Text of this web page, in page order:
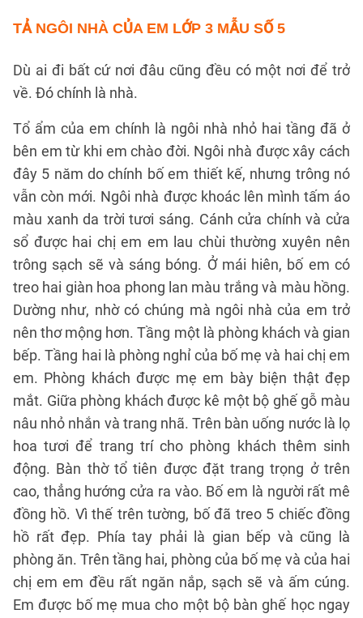
TẢ NGÔI NHÀ CỦA EM LỚP 3 MẪU SỐ 5
Dù ai đi bất cứ nơi đâu cũng đều có một nơi để trở
về. Đó chính là nhà.
Tổ ẩm của em chính là ngôi nhà nhỏ hai tầng đã ở
bên em từ khi em chào đời. Ngôi nhà được xây cách
đây 5 năm do chính bố em thiết kế, nhưng trông nó
vẫn còn mới. Ngôi nhà được khoác lên mình tấm áo
màu xanh da trời tươi sáng. Cánh cửa chính và cửa
sổ được hai chị em em lau chùi thường xuyên nên
trông sạch sẽ và sáng bóng. Ở mái hiên, bố em có
treo hai giàn hoa phong lan màu trắng và màu hồng.
Dường như, nhờ có chúng mà ngôi nhà của em trở
nên thơ mộng hơn. Tầng một là phòng khách và gian
bếp. Tầng hai là phòng nghỉ của bố mẹ và hai chị em
em. Phòng khách được mẹ em bày biện thật đẹp
mắt. Giữa phòng khách được kê một bộ ghế gỗ màu
nâu nhỏ nhắn và trang nhã. Trên bàn uống nước là lọ
hoa tươi để trang trí cho phòng khách thêm sinh
động. Bàn thờ tổ tiên được đặt trang trọng ở trên
cao, thẳng hướng cửa ra vào. Bố em là người rất mê
đồng hồ. Vì thế trên tường, bố đã treo 5 chiếc đồng
hồ rất đẹp. Phía tay phải là gian bếp và cũng là
phòng ăn. Trên tầng hai, phòng của bố mẹ và của hai
chị em em đều rất ngăn nắp, sạch sẽ và ấm cúng.
Em được bố mẹ mua cho một bộ bàn ghế học ngay